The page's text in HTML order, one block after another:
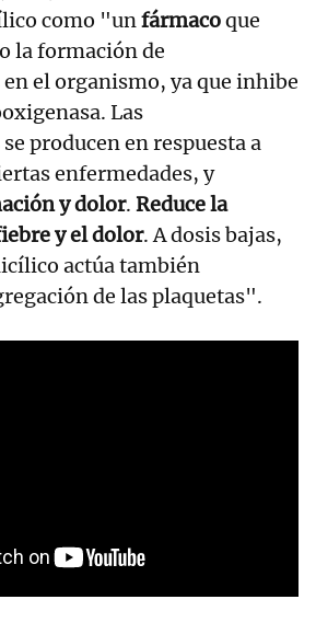
como "unfármacoque
la formación de
el organismo, ya que inhibe
Las
producen en respuesta a
enfermedades, y
y dolor. Reduce la
y el dolor. A dosis bajas,
actúa también
de las plaquetas".